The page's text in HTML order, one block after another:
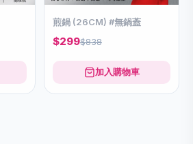
煎鍋 (26CM) #無鍋蓋
$299$838
加入購物車